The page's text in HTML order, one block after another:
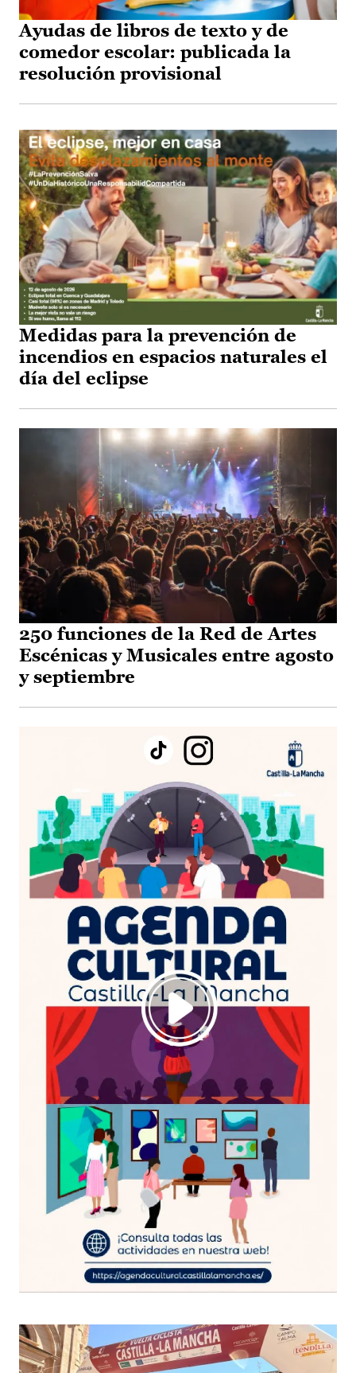
Ayudas de libros de texto y de
comedor escolar: publicada la
resolución provisional
Medidas para la prevención de
incendios en espacios naturales el
día del eclipse
250 funciones de la Red de Artes
Escénicas y Musicales entre agosto
y septiembre